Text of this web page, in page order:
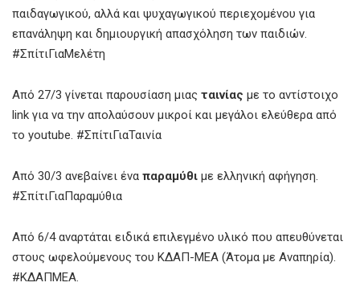
παιδαγωγικού, αλλά και ψυχαγωγικού περιεχομένου για
επανάληψη και δημιουργική απασχόληση των παιδιών.
#ΣπίτιΓιαΜελέτη
Από 27/3 γίνεται παρουσίαση μιας ταινίας με το αντίστοιχο
link για να την απολαύσουν μικροί και μεγάλοι ελεύθερα από
το youtube. #ΣπίτιΓιαΤαινία
Από 30/3 ανεβαίνει ένα παραμύθι με ελληνική αφήγηση.
#ΣπίτιΓιαΠαραμύθια
Από 6/4 αναρτάται ειδικά επιλεγμένο υλικό που απευθύνεται
στους ωφελούμενους του ΚΔΑΠ-ΜΕΑ (Άτομα με Αναπηρία).
#ΚΔΑΠΜΕΑ.